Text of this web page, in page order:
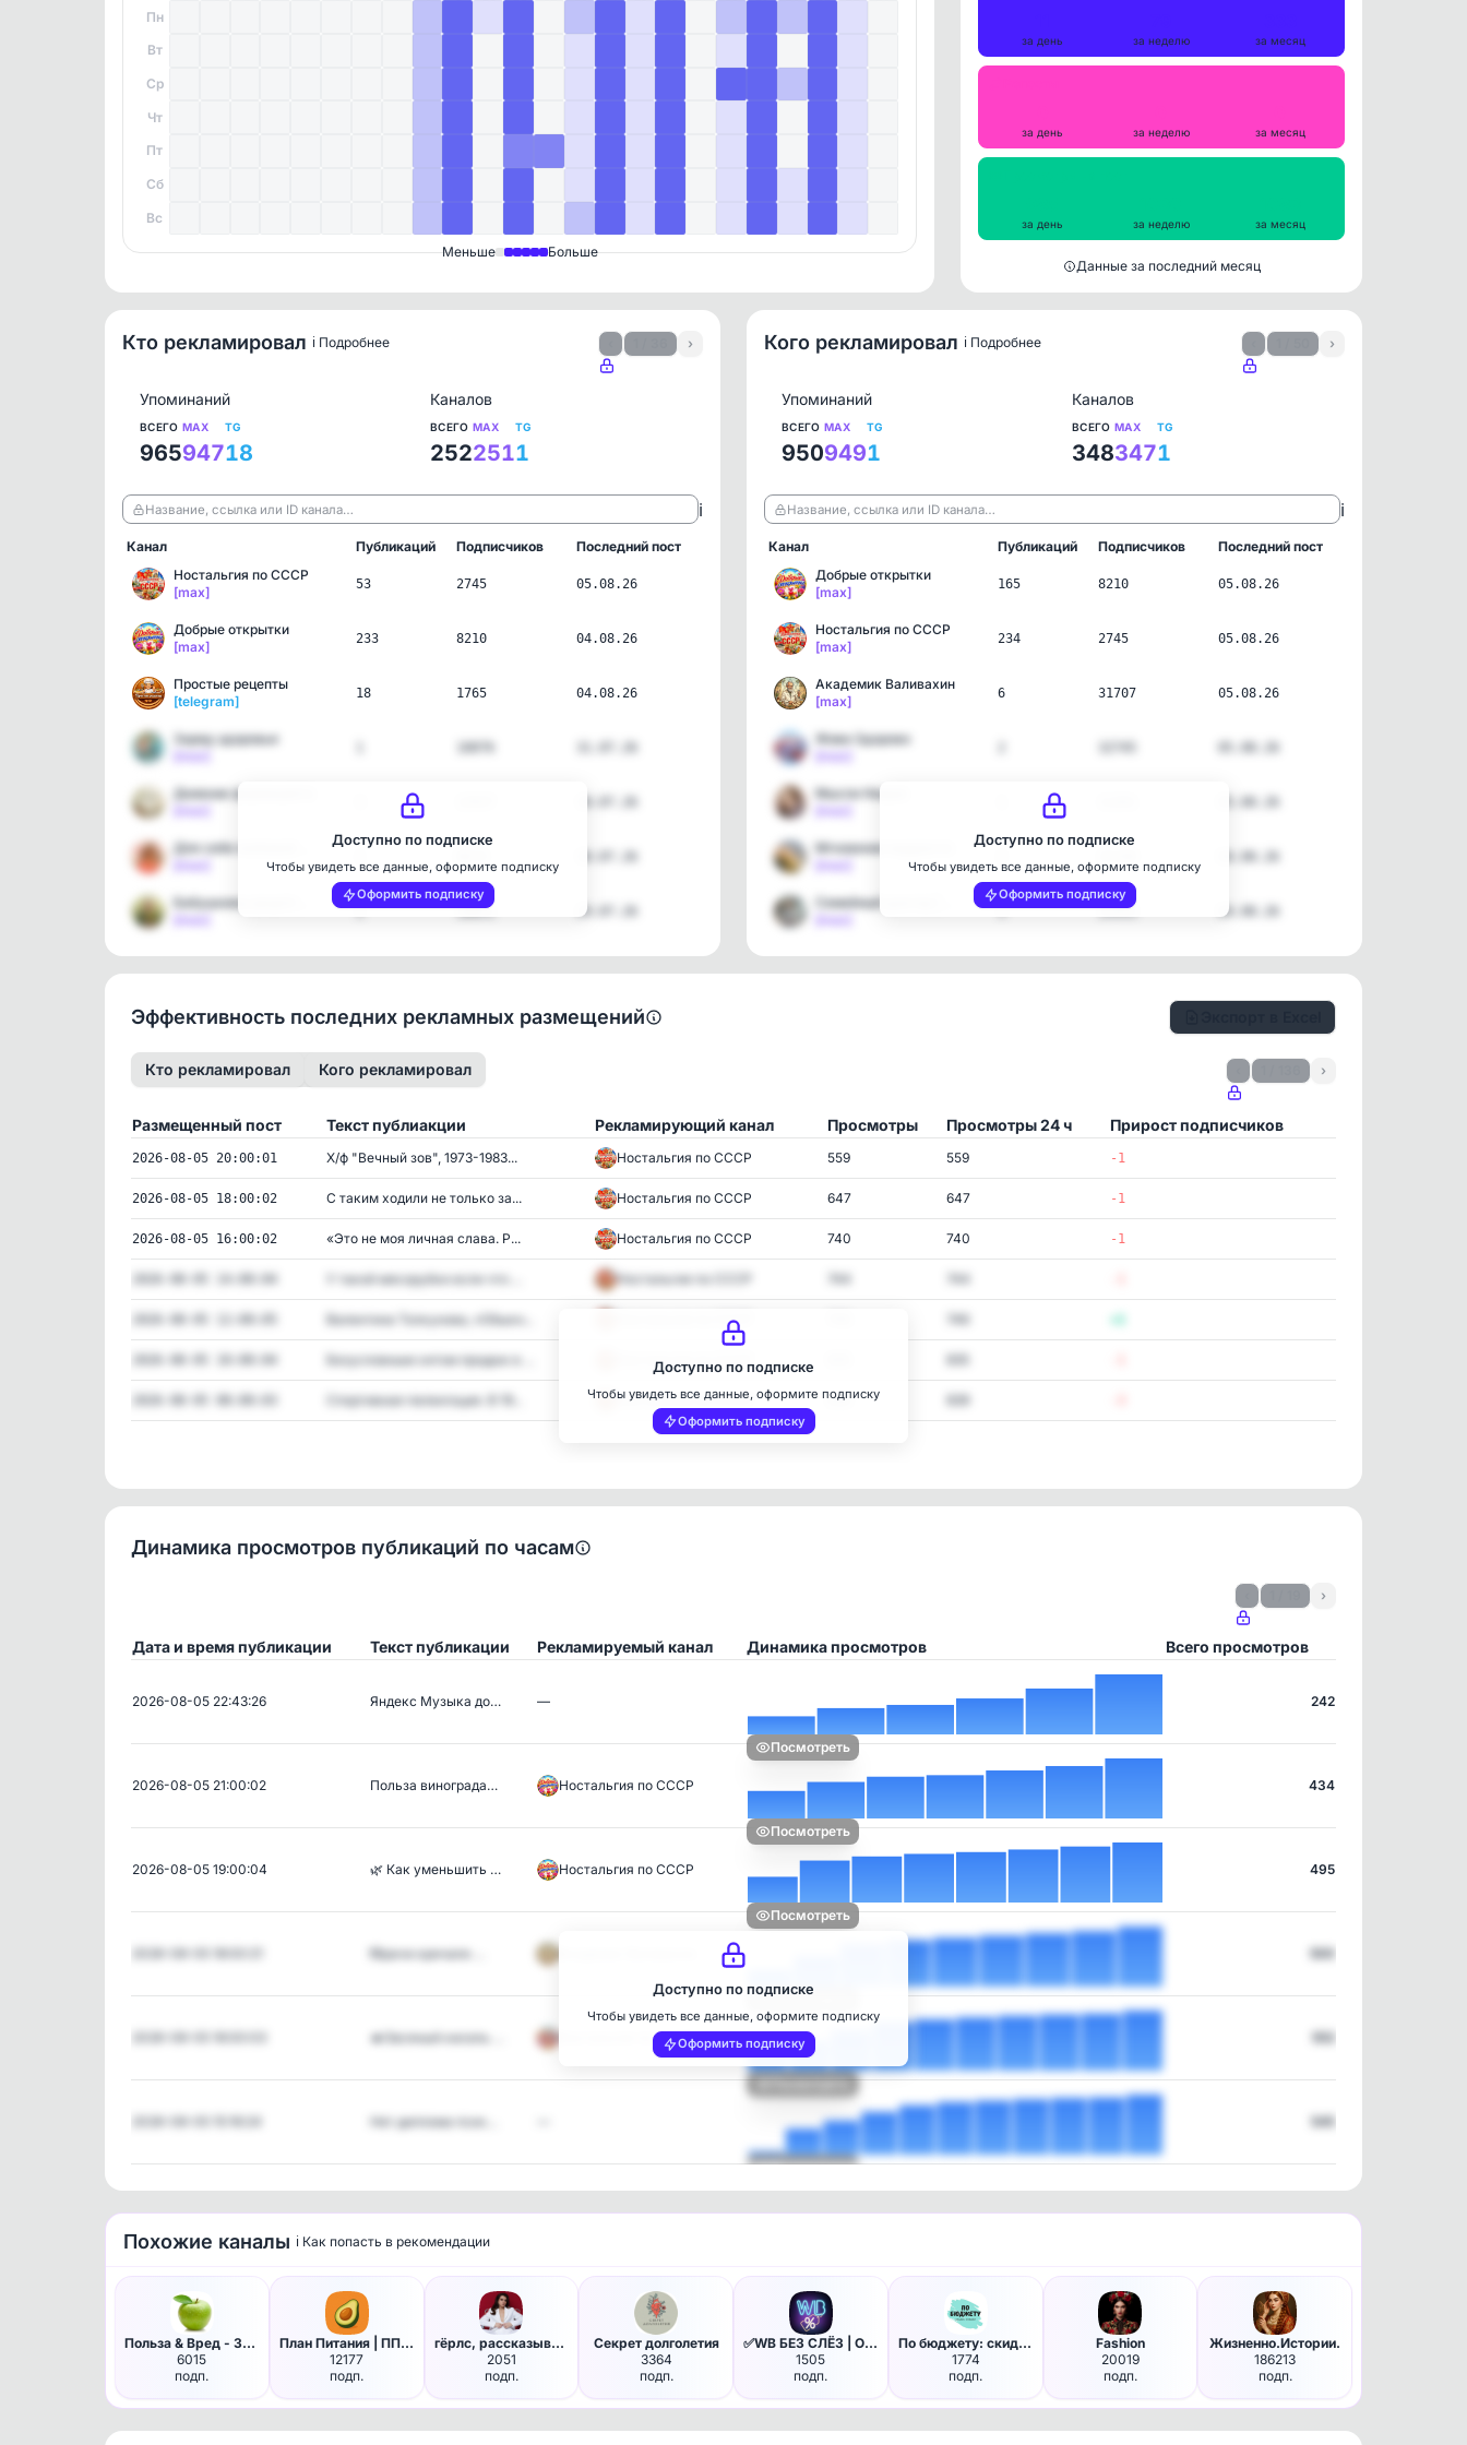
Пн
Вт
Ср
Чт
Пт
Сб
Вс
Меньше Больше
за день за неделю за месяц
за день за неделю за месяц
за день за неделю за месяц
Данные за последний месяц
Кто рекламировал ℹ️ Подробнее ›
Упоминаний
ВСЕГО
965
MAX
947
TG
18
Каналов
ВСЕГО
252
MAX
251
TG
1
Название, ссылка или ID канала… ℹ️
Канал Публикаций Подписчиков
Последний пост
Ностальгия по СССР
[max]
53 2745 05.08.26
Добрые открытки
[max]
233 8210 04.08.26
Простые рецепты
[telegram]
18 1765 04.08.26
Заряд здоровья
Дневник фармацевта
1 18851 29.07.26
Доступно по подписке
Чтобы увидеть все данные, оформите подписку
Оформить подписку
Кого рекламировал ℹ️ Подробнее ›
Упоминаний
ВСЕГО
950
MAX
949
TG
1
Каналов
ВСЕГО
348
MAX
347
TG
1
Название, ссылка или ID канала… ℹ️
Канал Публикаций Подписчиков
Последний пост
Добрые открытки
[max]
165 8210 05.08.26
Ностальгия по СССР
[max]
234 2745 05.08.26
Академик Валивахин
[max]
6 31707 05.08.26
Живи Здорово
Мысли Ницше
Мгновение мудрости
3 15453 04.08.26
Доступно по подписке
Чтобы увидеть все данные, оформите подписку
Оформить подписку
Эффективность последних рекламных размещений
Кто рекламировал Кого рекламировал ›
Размещенный пост Текст публиакции Рекламирующий канал Просмотры Просмотры 24 ч Прирост подписчиков
2026-08-05 20:00:01 Х/ф "Вечный зов", 1973-1983... Ностальгия по СССР 559 559 -1
2026-08-05 18:00:02 С таким ходили не только за... Ностальгия по СССР 647 647 -1
2026-08-05 16:00:02 «Это не моя личная слава. Р... Ностальгия по СССР 740 740 -1
У такой мясорубки если что ... Ностальгия по СССР
Валентина Толкунова, «Обыкн... Ностальгия по СССР
Безусловным хитом продаж в ... Ностальгия по СССР
Спортивная пеленгация. В 19... Ностальгия по СССР 839
Доступно по подписке
Чтобы увидеть все данные, оформите подписку
Оформить подписку
Динамика просмотров публикаций по часам
›
Дата и время публикации Текст публикации Рекламируемый канал Динамика просмотров Всего просмотров
2026-08-05 22:43:26 Яндекс Музыка до… —
Посмотреть
242
2026-08-05 21:00:02 Польза винограда… Ностальгия по СССР
Посмотреть
434
2026-08-05 19:00:04 🌿 Как уменьшить … Ностальгия по СССР
Посмотреть
495
❗️Врачи кричали …
Посмотреть
500
🔥Овсяный кисель … Ностальгия по СССР
Посмотреть
552
Нет диплома псих…
Посмотреть
545
Доступно по подписке
Чтобы увидеть все данные, оформите подписку
Оформить подписку
Похожие каналы ℹ️ Как попасть в рекомендации
Польза & Вред - Здоровье | По…
6015
подп.
План Питания | ПП | Похудение
12177
подп.
гёрлс, рассказываю
2051
подп.
Секрет долголетия
3364
подп.
✅WB БЕЗ СЛЁЗ | OZON
1505
подп.
По бюджету: скидки и акции
1774
подп.
Fashion
20019
подп.
Жизненно.Истории.
186213
подп.